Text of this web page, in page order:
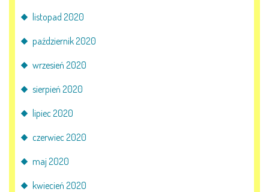
listopad 2020
październik 2020
wrzesień 2020
sierpień 2020
lipiec 2020
czerwiec 2020
maj 2020
kwiecień 2020